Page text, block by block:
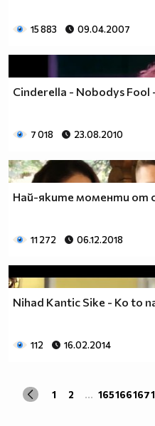
15 883 09.04.2007
Cinderella - Nobodys Fool
7 018 23.08.2010
Най-яките моменти от
11 272 06.12.2018
Nihad Kantic Sike - Ko to
112 16.02.2014
1 2 ... 165166167